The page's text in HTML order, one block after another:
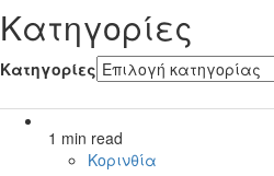
Kατηγορίες
Kατηγορίες
1 min read
Κορινθία